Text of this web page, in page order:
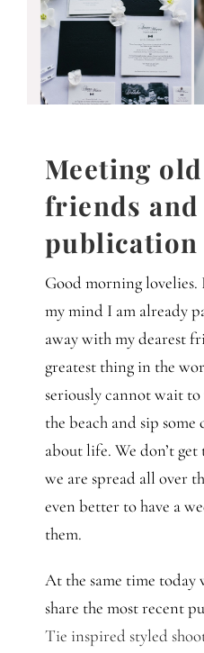
Mindset
Meeting
friends and
publication
Good morning lovelies.
my mind I am already
away with my dearest
greatest thing in the
seriously cannot wait
the beach and sip
about life. We don’t
we are spread all over
even better to have a
them.
At the same time today
share the most recent
Tie inspired styled